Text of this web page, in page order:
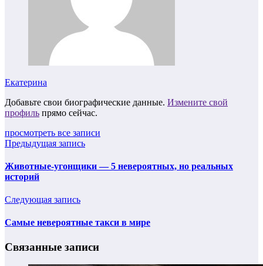
Екатерина
Добавьте свои биографические данные. Измените свой
профиль прямо сейчас.
просмотреть все записи
Предыдущая запись
Животные-угонщики — 5 невероятных, но реальных
историй
Следующая запись
Самые невероятные такси в мире
Связанные записи